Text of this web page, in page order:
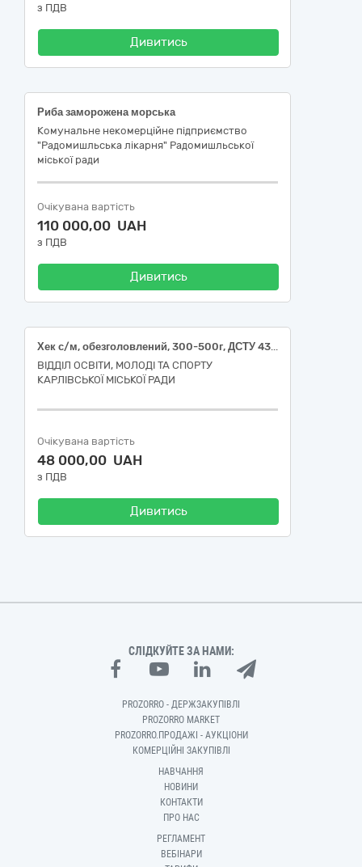
з ПДВ
Дивитись
Риба заморожена морська
Комунальне некомерційне підприємство
"Радомишльська лікарня" Радомишльської
міської ради
Очікувана вартість
110 000,00 UAH
з ПДВ
Дивитись
Хек с/м, обезголовлений, 300-500г, ДСТУ 4378
ВІДДІЛ ОСВІТИ, МОЛОДІ ТА СПОРТУ
КАРЛІВСЬКОЇ МІСЬКОЇ РАДИ
Очікувана вартість
48 000,00 UAH
з ПДВ
Дивитись
СЛІДКУЙТЕ ЗА НАМИ:
PROZORRO - ДЕРЖЗАКУПІВЛІ
PROZORRO MARKET
PROZORRO.ПРОДАЖІ - АУКЦІОНИ
КОМЕРЦІЙНІ ЗАКУПІВЛІ
НАВЧАННЯ
НОВИНИ
КОНТАКТИ
ПРО НАС
РЕГЛАМЕНТ
ВЕБІНАРИ